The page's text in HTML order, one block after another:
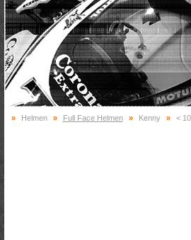
» Helmen » Full Face Helmen » Kenny » <